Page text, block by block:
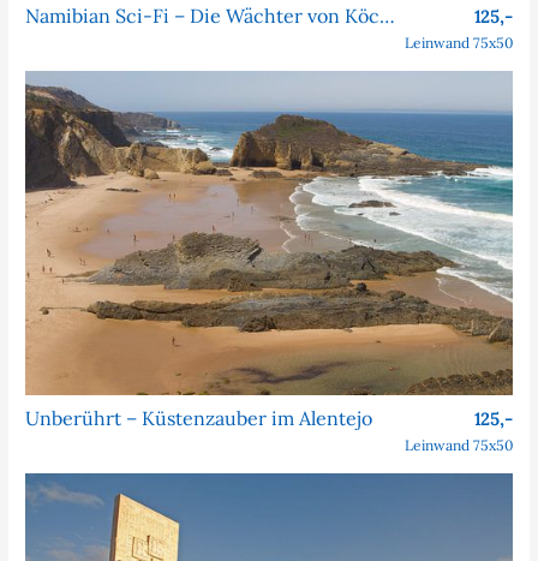
Namibian Sci-Fi – Die Wächter von Köcher Prime 125,-
Leinwand 75x50
Unberührt – Küstenzauber im Alentejo 125,-
Leinwand 75x50